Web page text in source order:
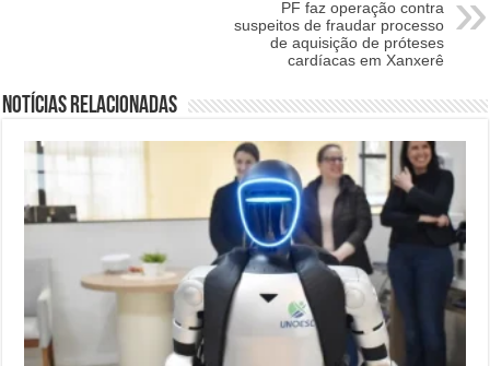
PF faz operação contra
suspeitos de fraudar processo
de aquisição de próteses
cardíacas em Xanxerê
Notícias relacionadas